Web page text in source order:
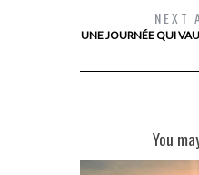
NEXT
UNE JOURNÉE QUI
You